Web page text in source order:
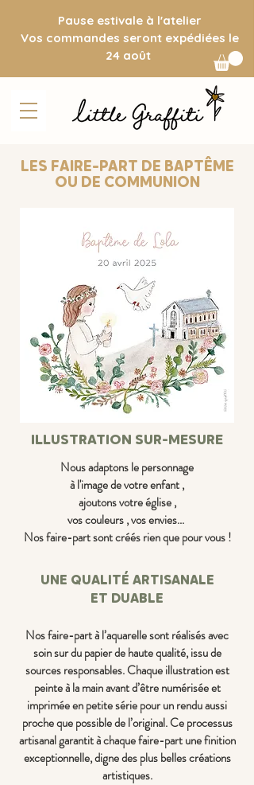
Pause estivale à l'atelier
Vos commandes seront expédiées le
24 août
LES FAIRE-PART DE BAPTÊME
OU DE COMMUNION
ILLUSTRATION SUR-MESURE
Nous adaptons le personnage
à l'image de votre enfant ,
ajoutons votre église ,
vos couleurs , vos envies...
Nos faire-part sont créés rien que pour vous !
UNE QUALITÉ ARTISANALE
ET DUABLE
Nos faire-part à l’aquarelle sont réalisés avec
soin sur du papier de haute qualité, issu de
sources responsables. Chaque illustration est
peinte à la main avant d’être numérisée et
imprimée en petite série pour un rendu aussi
proche que possible de l’original. Ce processus
artisanal garantit à chaque faire-part une finition
exceptionnelle, digne des plus belles créations
artistiques.